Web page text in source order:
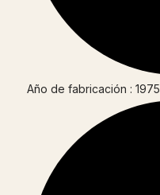
Año de fabricación : 1975